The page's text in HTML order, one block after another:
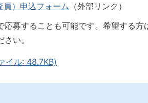
員）申込フォーム
（外部リンク）
募することも可能です。希望する方
い。
イル: 48.7KB)